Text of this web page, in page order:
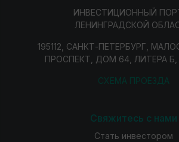
ИНВЕСТИЦИОННЫЙ
ЛЕНИНГРАДСКОЙ
195112, САНКТ-ПЕТЕРБУРГ,
ПРОСПЕКТ, ДОМ 64, ЛИТЕРА
СХЕМА ПРОЕЗДА
Свяжитесь с нами
Стать инвестором